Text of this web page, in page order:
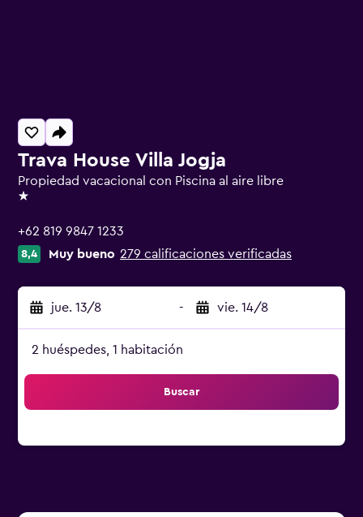
Trava House Villa Jogja
Propiedad vacacional con Piscina al aire libre
1 estrella
+62 819 9847 1233
8,4 Muy bueno 279 calificaciones verificadas
jue. 13/8 - vie. 14/8
2 huéspedes, 1 habitación
Buscar